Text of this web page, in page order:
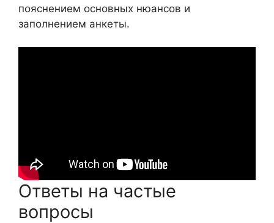
пояснением основных нюансов и
заполнением анкеты.
Ответы на частые
вопросы